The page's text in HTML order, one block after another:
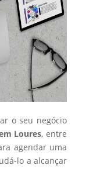
o seu negócio
Loures, entre
agendar uma
lo a alcançar